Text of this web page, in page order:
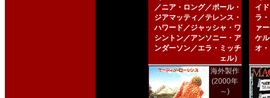
／ニア・ロング／ポール・
ジアマッティ／テレンス・
ハワード／ジャッシャ・ワ
シントン／アンソニー・ア
ンダーソン／エラ・ミッチ
ェル）
海外製作
(2000年
～)
イ
ラ
ァ
ケ
オ